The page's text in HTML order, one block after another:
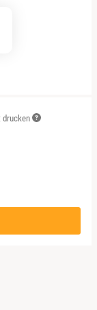
drucken